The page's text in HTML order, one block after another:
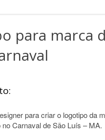
para marca
para criar o logotipo da
Carnaval de São Luís – MA.